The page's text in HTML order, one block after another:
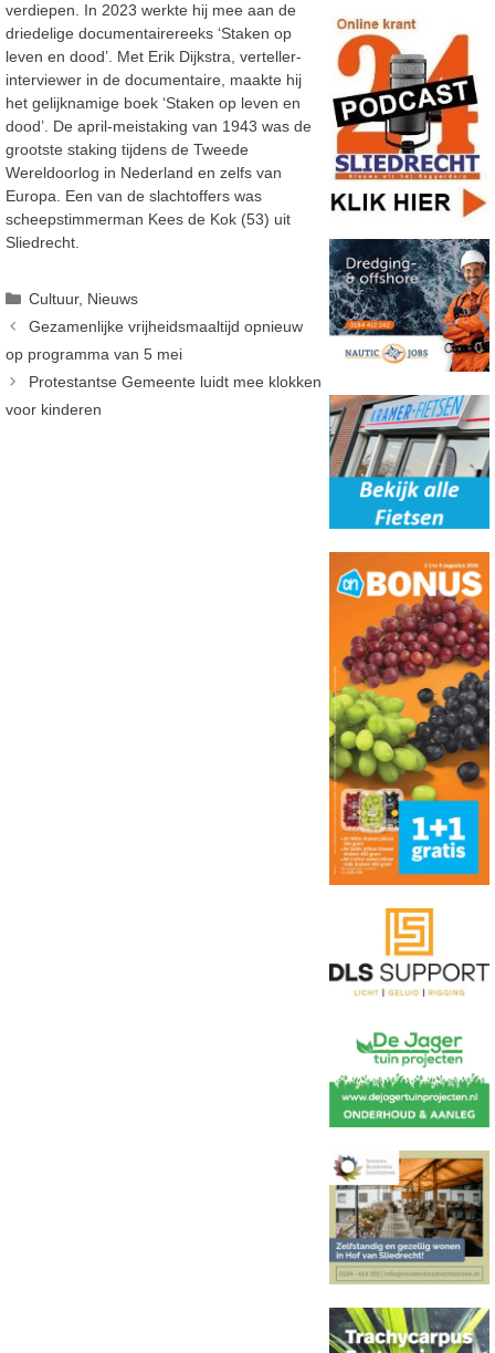
verdiepen. In 2023 werkte hij mee aan de
driedelige documentairereeks ‘Staken op
leven en dood’. Met Erik Dijkstra, verteller-
interviewer in de documentaire, maakte hij
het gelijknamige boek ‘Staken op leven en
dood’. De april-meistaking van 1943 was de
grootste staking tijdens de Tweede
Wereldoorlog in Nederland en zelfs van
Europa. Een van de slachtoffers was
scheepstimmerman Kees de Kok (53) uit
Sliedrecht.
Categorieën
Cultuur, Nieuws
Gezamenlijke vrijheidsmaaltijd opnieuw
op programma van 5 mei
Protestantse Gemeente luidt mee klokken
voor kinderen